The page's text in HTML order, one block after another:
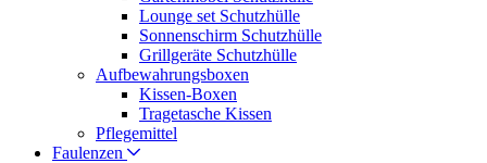
Lounge set Schutzhülle
Sonnenschirm Schutzhülle
Grillgeräte Schutzhülle
Aufbewahrungsboxen
Kissen-Boxen
Tragetasche Kissen
Pflegemittel
Faulenzen